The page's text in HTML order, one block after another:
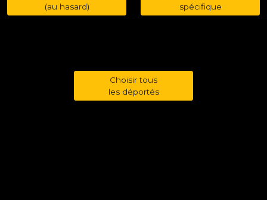
(au hasard)
spécifique
Choisir tous
les déportés